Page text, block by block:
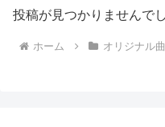
投稿が見つかりませんでし
ホーム オリジナル曲